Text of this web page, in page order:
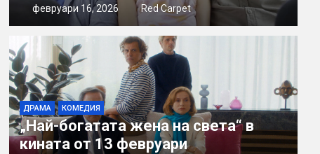
февруари 16, 2026 Red Carpet
ДРАМА КОМЕДИЯ
„Най-богатата жена на света“ в
кината от 13 февруари